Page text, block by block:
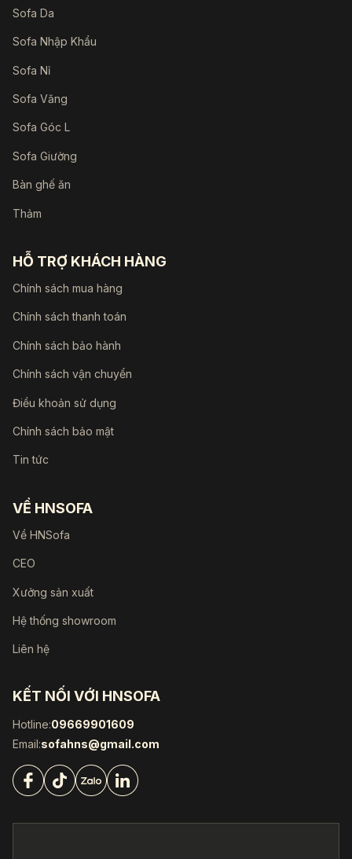
Sofa Da
Sofa Nhập Khẩu
Sofa Nỉ
Sofa Văng
Sofa Góc L
Sofa Giường
Bàn ghế ăn
Thảm
HỖ TRỢ KHÁCH HÀNG
Chính sách mua hàng
Chính sách thanh toán
Chính sách bảo hành
Chính sách vận chuyển
Điều khoản sử dụng
Chính sách bảo mật
Tin tức
VỀ HNSOFA
Về HNSofa
CEO
Xưởng sản xuất
Hệ thống showroom
Liên hệ
KẾT NỐI VỚI HNSOFA
Hotline:09669901609
Email:sofahns@gmail.com